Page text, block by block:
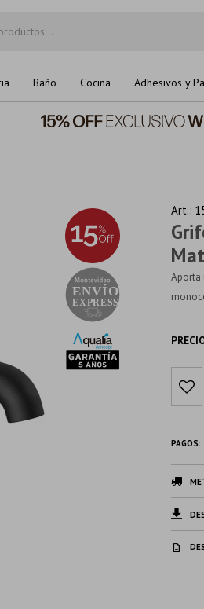
Baño Cocina Adhesivos y
Aporta
PAGOS: